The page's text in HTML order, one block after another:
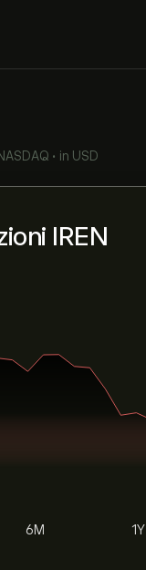
• in USD
IREN
6M 1Y